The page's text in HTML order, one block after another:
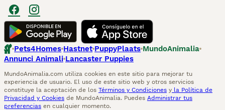
Pets4Homes Hastnet PuppyPlaats MundoAnimalia
Annunci Animali Lancaster Puppies
MundoAnimalia.com utiliza cookies en este sitio para mejorar tu
experiencia de usuario. El uso de este sitio web y otros servicios
constituye la aceptación de los Términos y Condiciones y la Política de
Privacidad y Cookies de MundoAnimalia. Puedes Administrar tus
preferencias en cualquier momento.